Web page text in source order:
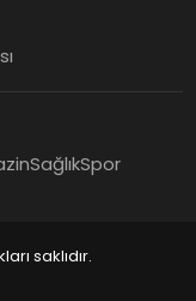
SağlıkSpor
saklıdır.